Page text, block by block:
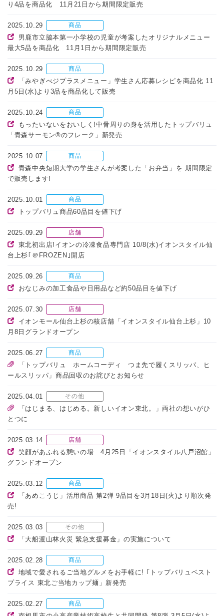
り4品を商品化 11月21日から期間限定販売
2025.10.29 商品
男鹿市立脇本第一小学校の児童が考案したオリジナルメニュー
最大5品を商品化 11月1日から期間限定販売
2025.10.29 商品
「みやぎべジプラスメニュー」学生さん応募レシピを商品化 11
月5日(水)より3品を商品化して販売
2025.10.24 商品
もったいないをおいしく!中骨周りの身を活用したトップバリュ
「青森サーモン®のフレーク」新発売
2025.10.07 商品
青森中央短期大学の学生さんが考案した「お弁当」を 期間限定
で販売します!
2025.10.01 商品
トップバリュ商品60品目を値下げ
2025.09.29 店舗
東北初出店!イオンの冷凍食品専門店 10/8(水)イオンスタイル仙
台上杉｢＠FROZEN｣開店
2025.09.26 商品
おなじみの加工食品や日用品など約50品目を値下げ
2025.07.30 店舗
イオンモール仙台上杉の核店舗「イオンスタイル仙台上杉」10
月8日グランドオープン
2025.06.27 商品
「トップバリュ ホームコーディ つま先で履くスリッパ、ヒ
ールスリッパ」商品回収のお詫びとお知らせ
2025.04.01 その他
「はじまる、はじめる。新しいイオン東北。」両社の想いがひ
とつに
2025.03.14 店舗
笑顔があふれる憩いの場 4月25日「イオンスタイル八戸沼館」
グランドオープン
2025.03.12 商品
「あめこうじ」活用商品 第2弾 9品目を3月18日(火)より順次発
売!
2025.03.03 その他
「大船渡山林火災 緊急支援募金」の実施について
2025.02.28 商品
地域で愛されるご当地グルメをお手軽に! ｢トップバリュベスト
プライス 東北ご当地カップ麺」新発売
2025.02.27 商品